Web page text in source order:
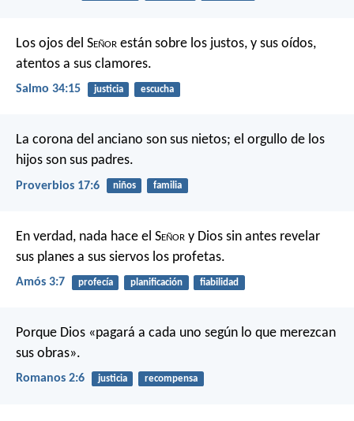
Los ojos del Señor están sobre los justos, y sus oídos,
atentos a sus clamores.
Salmo 34:15 justicia escucha
La corona del anciano son sus nietos; el orgullo de los
hijos son sus padres.
Proverbios 17:6 niños familia
En verdad, nada hace el Señor y Dios sin antes revelar
sus planes a sus siervos los profetas.
Amós 3:7 profecía planificación fiabilidad
Porque Dios «pagará a cada uno según lo que merezcan
sus obras».
Romanos 2:6 justicia recompensa